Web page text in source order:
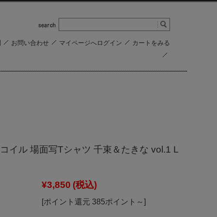
お問い合わせ マイページへログイン カートをみる
イル 場面写Tシャツ 千束＆たきな vol.1 L
¥3,850 (税込)
[ポイント還元 385ポイント～]